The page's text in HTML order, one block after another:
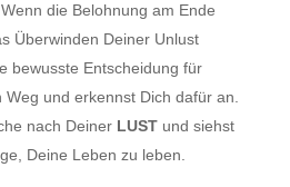
die Belohnung am Ende
Überwinden Deiner Unlust
bewusste Entscheidung für
und erkennst Dich dafür an.
nach Deiner LUSTund siehst
Deine Leben zu leben.